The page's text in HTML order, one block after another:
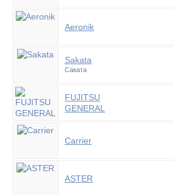
Aeronik
Sakata
Саката
FUJITSU
GENERAL
Carrier
ASTER